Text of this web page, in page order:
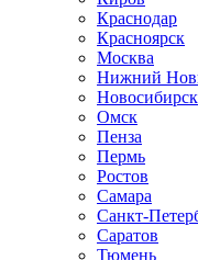
Краснодар
Красноярск
Москва
Нижний
Новосибирск
Омск
Пенза
Пермь
Ростов
Самара
Санкт-
Саратов
Тюмень